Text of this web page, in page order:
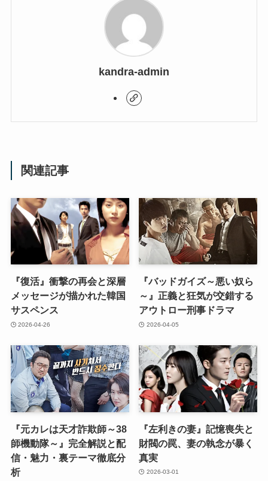
kandra-admin
関連記事
『復活』衝撃の再会と深層
メッセージが描かれた韓国
サスペンス
2026-04-26
『バッドガイズ～悪い奴ら
～』正義と狂気が交錯する
アウトロー刑事ドラマ
2026-04-05
『元カレは天才詐欺師～38
師機動隊～』完全解説と配
信・魅力・裏テーマ徹底分
析
『左利きの妻』記憶喪失と
財閥の罠、妻の執念が暴く
真実
2026-03-01